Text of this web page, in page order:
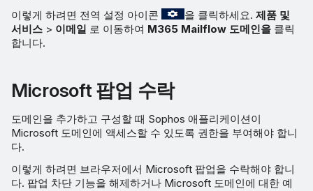
한국어
Português
이렇게 하려면 전역 설정 아이콘
을 클릭하세요. 제품 및
서비스 > 이메일 로 이동하여 M365 Mailflow 도메인을 클릭
합니다.
Microsoft 팝업 수락
도메인을 추가하고 구성할 때 Sophos 애플리케이션이
Microsoft 도메인에 액세스할 수 있도록 권한을 부여해야 합니
다.
이렇게 하려면 브라우저에서 Microsoft 팝업을 수락해야 합니
다. 팝업 차단 기능을 해제하거나 Microsoft 도메인에 대한 예